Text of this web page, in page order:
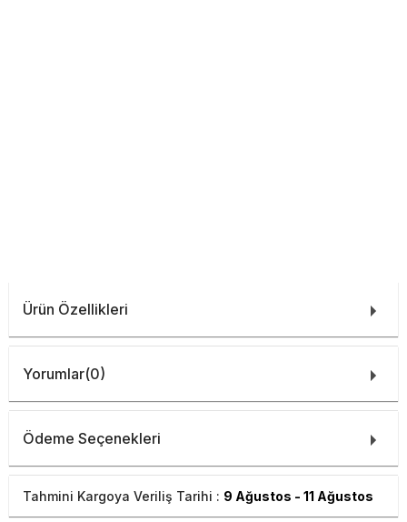
Ürün Özellikleri
Yorumlar(0)
Ödeme Seçenekleri
Tahmini Kargoya Veriliş Tarihi : 9 Ağustos - 11 Ağustos